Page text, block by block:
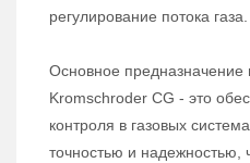
регулирование потока газа.
Основное предназначение
Kromschroder CG - это
контроля в газовых
точностью и надежностью,